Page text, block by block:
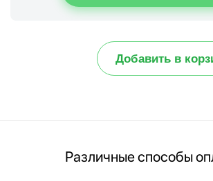
Добавить в
Различные способы